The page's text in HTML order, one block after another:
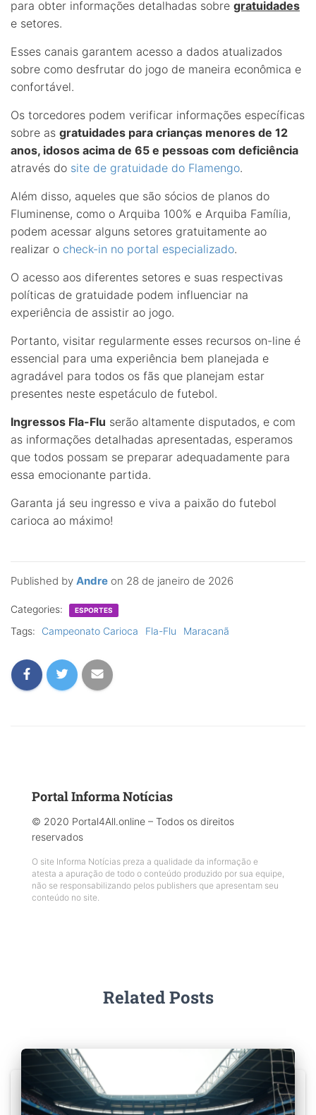
Published by Andre on 28 de janeiro de 2026
para obter informações detalhadas sobre gratuidades
e setores.
Esses canais garantem acesso a dados atualizados
sobre como desfrutar do jogo de maneira econômica e
confortável.
Os torcedores podem verificar informações específicas
sobre as gratuidades para crianças menores de 12
anos, idosos acima de 65 e pessoas com deficiência
através do site de gratuidade do Flamengo.
Além disso, aqueles que são sócios de planos do
Fluminense, como o Arquiba 100% e Arquiba Família,
podem acessar alguns setores gratuitamente ao
realizar o check-in no portal especializado.
O acesso aos diferentes setores e suas respectivas
políticas de gratuidade podem influenciar na
experiência de assistir ao jogo.
Portanto, visitar regularmente esses recursos on-line é
essencial para uma experiência bem planejada e
agradável para todos os fãs que planejam estar
presentes neste espetáculo de futebol.
Ingressos Fla-Flu serão altamente disputados, e com
as informações detalhadas apresentadas, esperamos
que todos possam se preparar adequadamente para
essa emocionante partida.
Garanta já seu ingresso e viva a paixão do futebol
carioca ao máximo!
Categories: ESPORTES
Tags: Campeonato Carioca Fla-Flu Maracanã
Portal Informa Notícias
© 2020 Portal4All.online – Todos os direitos
reservados
O site Informa Notícias preza a qualidade da informação e
atesta a apuração de todo o conteúdo produzido por sua equipe,
não se responsabilizando pelos publishers que apresentam seu
conteúdo no site.
Related Posts